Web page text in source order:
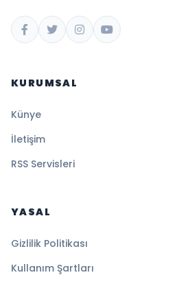
KURUMSAL
Künye
İletişim
RSS Servisleri
YASAL
Gizlilik Politikası
Kullanım Şartları